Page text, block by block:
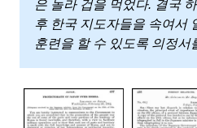
은 놀라 겁을 먹었다. 결국
후 한국 지도자들을 속여서
훈련을 할 수 있도록 의정서